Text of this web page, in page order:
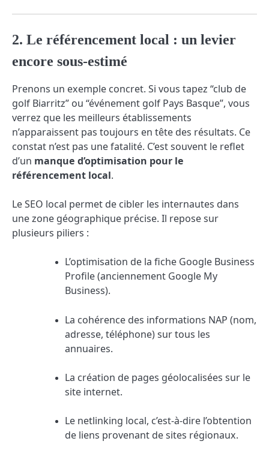
2. Le référencement local : un levier
encore sous-estimé
Prenons un exemple concret. Si vous tapez “club de
golf Biarritz” ou “événement golf Pays Basque”, vous
verrez que les meilleurs établissements
n’apparaissent pas toujours en tête des résultats. Ce
constat n’est pas une fatalité. C’est souvent le reflet
d’un manque d’optimisation pour le
référencement local.
Le SEO local permet de cibler les internautes dans
une zone géographique précise. Il repose sur
plusieurs piliers :
L’optimisation de la fiche Google Business
Profile (anciennement Google My
Business).
La cohérence des informations NAP (nom,
adresse, téléphone) sur tous les
annuaires.
La création de pages géolocalisées sur le
site internet.
Le netlinking local, c’est-à-dire l’obtention
de liens provenant de sites régionaux.